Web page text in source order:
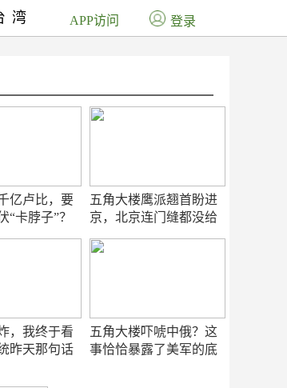
亿卢比，要
“卡脖子”？
五角大楼鹰派翘首盼进
京，北京连门缝都没给
，我终于看
昨天那句话
五角大楼吓唬中俄？这
事恰恰暴露了美军的底
湾 APP访问 登录